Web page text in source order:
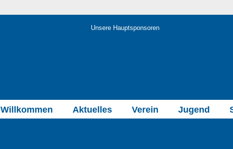
Unsere Hauptsponsoren
Willkommen Aktuelles Verein Jugend